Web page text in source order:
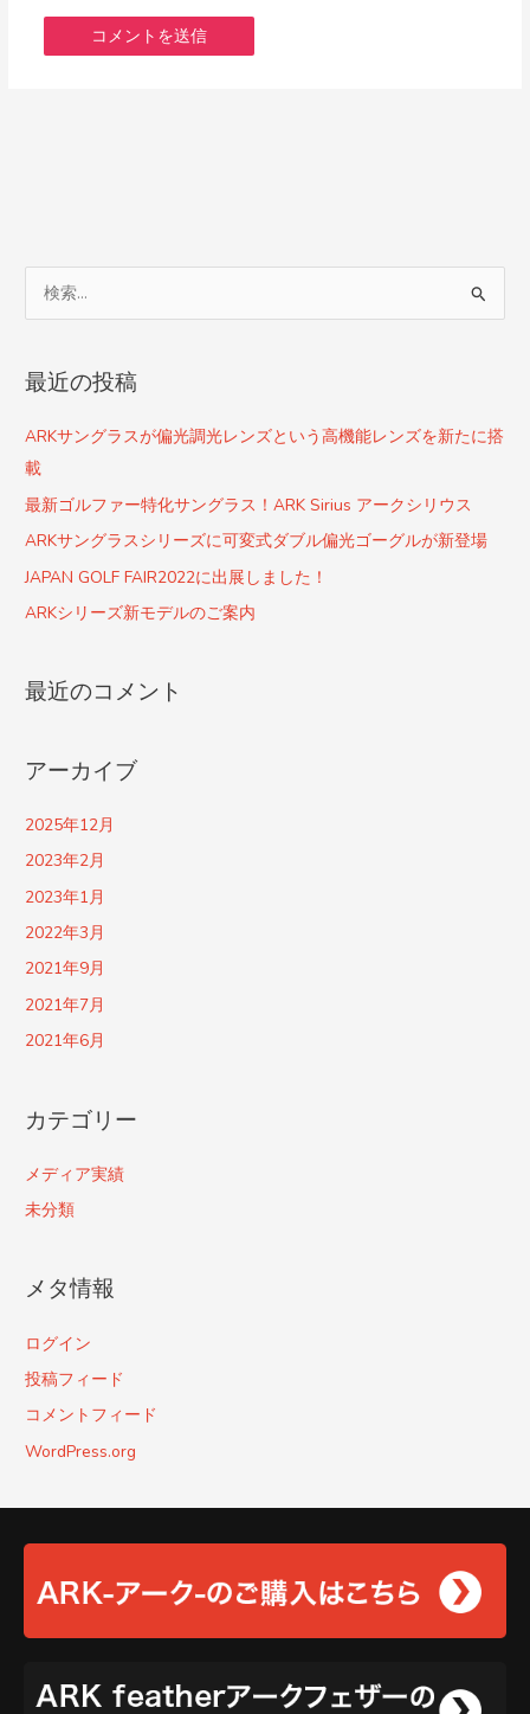
象
最近の投稿
ARKサングラスが偏光調光レンズという高機能レンズを新たに搭
載
最新ゴルファー特化サングラス！ARK Sirius アークシリウス
ARKサングラスシリーズに可変式ダブル偏光ゴーグルが新登場
JAPAN GOLF FAIR2022に出展しました！
ARKシリーズ新モデルのご案内
最近のコメント
アーカイブ
2025年12月
2023年2月
2023年1月
2022年3月
2021年9月
2021年7月
2021年6月
カテゴリー
メディア実績
未分類
メタ情報
ログイン
投稿フィード
コメントフィード
WordPress.org